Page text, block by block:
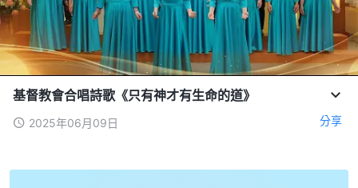
基督教會合唱詩歌《只有神才有生命的道》
2025年06月09日 分享